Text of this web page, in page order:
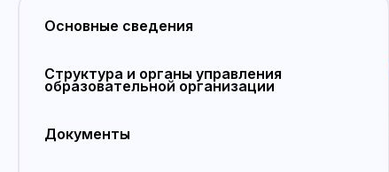
Основные сведения
Структура и органы управления
образовательной организации
Документы